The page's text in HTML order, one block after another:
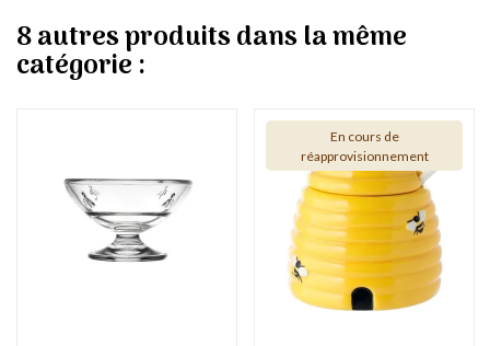
8 autres produits dans la même
catégorie :
En cours de
réapprovisionnement